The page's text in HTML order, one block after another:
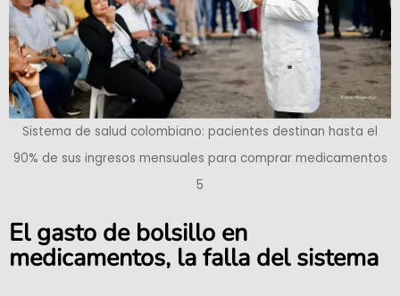
Sistema de salud colombiano: pacientes destinan hasta el
90% de sus ingresos mensuales para comprar medicamentos
5
El gasto de bolsillo en
medicamentos, la falla del sistema